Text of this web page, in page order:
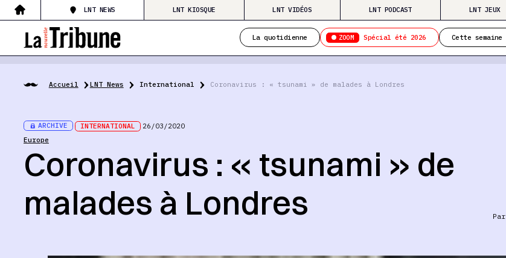
LNT NEWS LNT KIOSQUE LNT VIDÉOS LNT PODCAST LNT JEUX
La quotidienne ZOOM Spécial été 2026 Cette semaine
Accueil LNT News International Coronavirus : « tsunami » de malades à Londres
ARCHIVE INTERNATIONAL
26/03/2020
Europe
Coronavirus : « tsunami » de
malades à Londres
Par